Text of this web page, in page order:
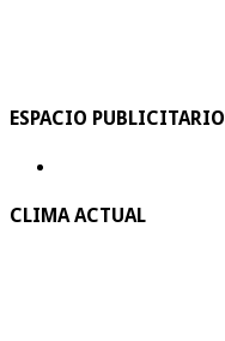
ESPACIO PUBLICITARIO
CLIMA ACTUAL